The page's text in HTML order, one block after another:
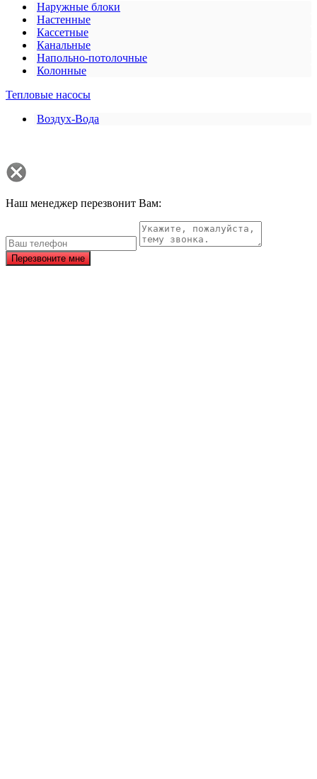
Наружные блоки
Настенные
Кассетные
Канальные
Напольно-потолочные
Колонные
Тепловые насосы
Воздух-Вода
Наш менеджер перезвонит Вам:
Перезвоните мне